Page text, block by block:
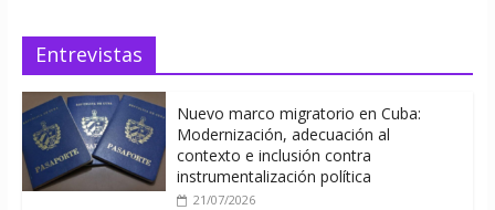
Entrevistas
Nuevo marco migratorio en Cuba:
Modernización, adecuación al
contexto e inclusión contra
instrumentalización política
21/07/2026